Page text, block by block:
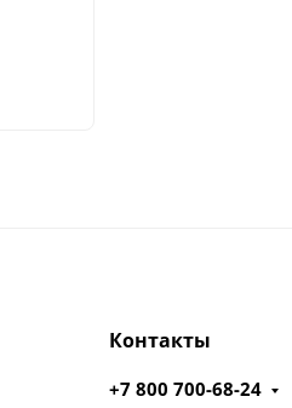
Контакты
+7 800 700-68-24